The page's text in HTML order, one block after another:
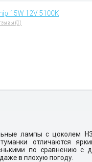
15W 12V 5100K
(0)
лампы с цоколем
отличаются
по сравнению с
в плохую погоду.